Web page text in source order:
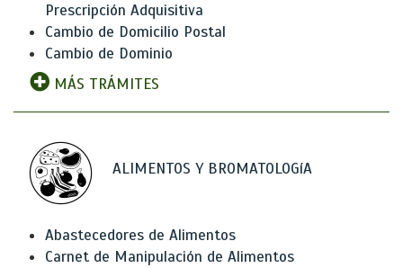
Prescripción Adquisitiva
Cambio de Domicilio Postal
Cambio de Dominio
MÁS TRÁMITES
ALIMENTOS Y BROMATOLOGíA
Abastecedores de Alimentos
Carnet de Manipulación de Alimentos